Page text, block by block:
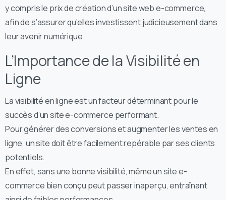
y compris le prix de création d’un site web e-commerce,
afin de s’assurer qu’elles investissent judicieusement dans
leur avenir numérique.
L’Importance de la Visibilité en
Ligne
La visibilité en ligne est un facteur déterminant pour le
succès d’un site e-commerce performant.
Pour générer des conversions et augmenter les ventes en
ligne, un site doit être facilement repérable par ses clients
potentiels.
En effet, sans une bonne visibilité, même un site e-
commerce bien conçu peut passer inaperçu, entraînant